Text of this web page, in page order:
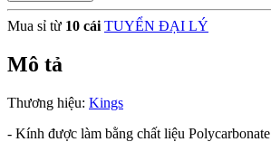
Mua sỉ từ 10 cái TUYỂN ĐẠI LÝ
Mô tả
Thương hiệu: Kings
- Kính được làm bằng chất liệu Polycarbonate